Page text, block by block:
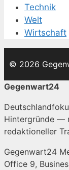
Technik
Welt
Wirtschaft
© 2026
Gegenwart24
Hintergründe —
redaktioneller
Gegenwart24
Office 9,